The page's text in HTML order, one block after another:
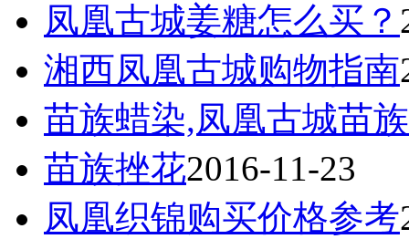
凤凰古城姜糖怎么买？
湘西凤凰古城购物指南
苗族蜡染,凤凰古城苗
苗族挫花2016-11-23
凤凰织锦购买价格参考